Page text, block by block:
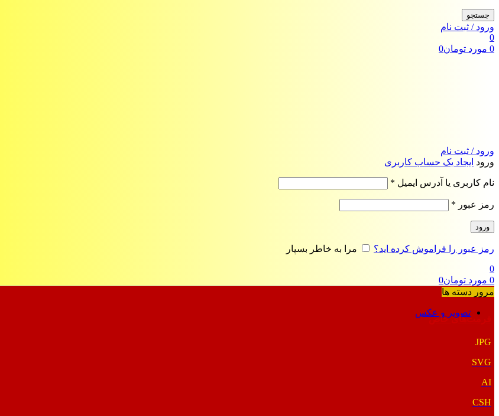
جستجو
ورود / ثبت نام
0
0 مورد تومان0
ورود / ثبت نام
ورود ایجاد یک حساب کاربری
نام کاربری یا آدرس ایمیل *
رمز عبور *
ورود
رمز عبور را فراموش کرده اید؟
مرا به خاطر بسپار
0
0 مورد تومان0
مرور دسته ها
تصویر و عکس
فرمت‌های خاص
JPG
SVG
AI
CSH